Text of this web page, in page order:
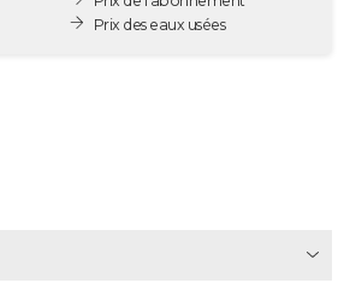
Prix des eaux usées